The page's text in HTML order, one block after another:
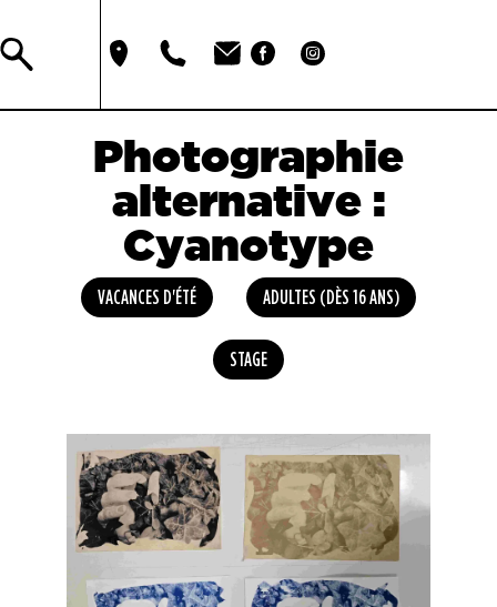
Photographie
alternative :
Cyanotype
VACANCES D'ÉTÉ ADULTES (DÈS 16 ANS)
STAGE